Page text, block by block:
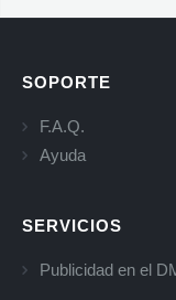
SOPORTE
F.A.Q.
Ayuda
SERVICIOS
Publicidad en el